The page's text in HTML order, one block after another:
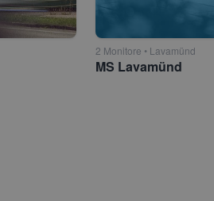
2 Monitore • Lavamünd
MS Lavamünd